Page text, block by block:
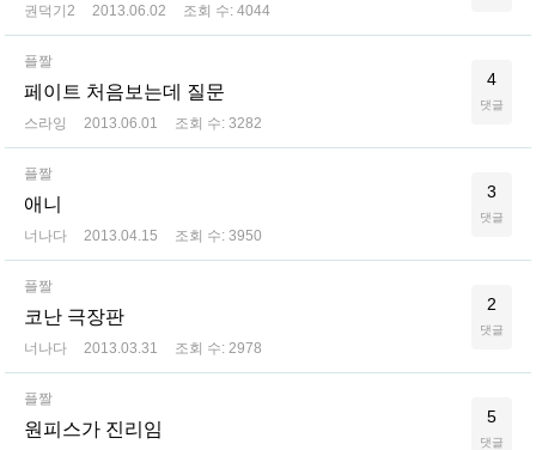
권덕기2 2013.06.02 조회 수: 4044
플짤
페이트 처음보는데 질문
스라잉 2013.06.01 조회 수: 3282
4
댓글
플짤
애니
너나다 2013.04.15 조회 수: 3950
3
댓글
플짤
코난 극장판
너나다 2013.03.31 조회 수: 2978
2
댓글
플짤
원피스가 진리임
5
댓글